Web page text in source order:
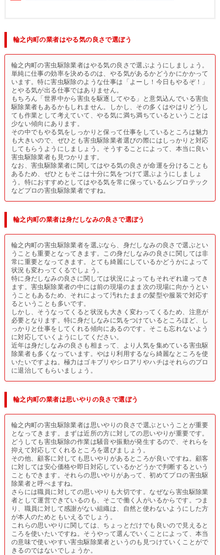
輪之内町の業者はやる気の良さで選ぼう
輪之内町の害虫駆除業者はやる気の良さで選ぶようにしましょう。
単純に仕事の効率を決めるのは、やる気があるかどうかにかかって
います。特に害虫駆除のような仕事は「よーし！今日もやるぞ！」
とやる気が出る仕事ではありません。
もちろん「世界中から害虫を駆逐してやる」と意気込んでいる害虫
駆除業者もあるかもしれません。しかし、その多くはやはりどうし
ても作業として考えていて、やる気に満ち満ちているということは
少ない傾向にあります。
その中でもやる気をしっかりと保って仕事をしているところは魅力
も大きいので、ぜひとも害虫駆除業者選びの際にはしっかりと対応
してもらうようにしましょう。そうすることによって、本当に良い
害虫駆除業者も見つかります。
なお、害虫駆除業者に関してはやる気の良さが命運を分けることも
あるため、ぜひともそこは十分に気をつけて選ぶようにしましょ
う。特におすすめとしてはやる気を常に保っているムシプロテック
などプロの害虫駆除業者ですね。
輪之内町の業者は身だしなみの良さで選ぼう
輪之内町の害虫駆除業者を選ぶなら、身だしなみの良さで選ぶとい
うことも重要となってきます。この身だしなみの良さに関しては非
常に重要となってきます。とても綺麗にしているかどうかによって
状況も変わってくるでしょう。
特に身だしなみの良さに関しては状況によってもそれぞれ違ってき
ます。害虫駆除業者の中には前の現場のまま次の現場に向かうとい
うこともあるため、それによって汚れたままの髪型や服装で対応す
るということも多いです。
しかし、そうなってくると状況も大きく変わってくるため、注意が
必要となります。特に身だしなみに気をつけているところほど、し
っかりと仕事をしてくれる傾向にあるのです。そこも忘れないよう
に対応していくようにしてください。
近年は身だしなみの良さも相まって、より人気を集めている害虫駆
除業者も多くなっています。やはり利用するなら綺麗なところを使
いたいですよね。極力はゴキブリやシロアリやハチはそれらのプロ
に退治してもらいましょう。
輪之内町の業者は思いやりの良さで選ぼう
輪之内町の害虫駆除業者は思いやりの良さで選ぶということが重要
となってきます。まずは近所の方に対しての思いやりが重要です。
どうしても害虫駆除の作業は騒音や振動が発生するので、それらを
抑えて対応してくれるところを選びましょう。
その他、顧客に対しても思いやりがあるところが良いですね。顧客
に対しては安心価格や即日対応しているかどうかで判断するという
こともできます。それらの思いやりがあって、初めてプロの害虫駆
除業者と呼べますね。
さらには職員に対しての思いやりも大切です。なぜなら害虫駆除業
者として運営できているのも、そこで働く人がいるからです。つま
り、職員に対して感謝がない組織は、自然と使わないようにした方
が本人のためともいえるでしょう。
これらの思いやりに関しては、ちょっとだけでも良いので見えると
ころを使いたいですね。そうやって選んでいくことによって、本当
の意味で使いやすい害虫駆除業者というのも見つけていくことがで
きるのではないでしょうか。